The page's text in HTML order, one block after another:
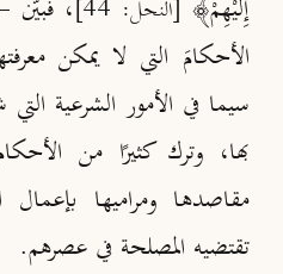
إِلَيْهِمْ﴾ [النحل: 44]
، فبيَّن
الأحكامَ التي لا يمكن
سيما في الأمور الشرعية التي
بها، وترك كثيرًا من
مقاصدها ومراميها
تقتضيه المصلحة في عصرهم.